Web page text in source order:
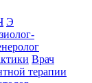
Э
Врач
терапии